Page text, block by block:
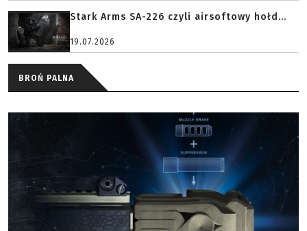
Stark Arms SA-226 czyli airsoftowy hołd...
19.07.2026
BROŃ PALNA